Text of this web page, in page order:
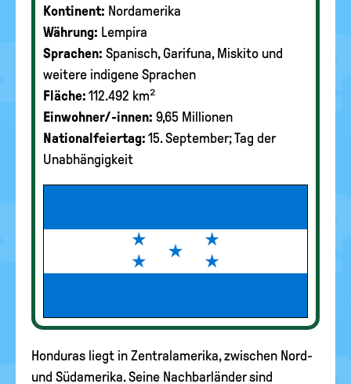
Kontinent: Nordamerika
Währung: Lempira
Sprachen: Spanisch, Garifuna, Miskito und
weitere indigene Sprachen
Fläche: 112.492 km²
Einwohner/-innen: 9,65 Millionen
Nationalfeiertag: 15. September; Tag der
Unabhängigkeit
Honduras liegt in Zentralamerika, zwischen Nord-
und Südamerika. Seine Nachbarländer sind